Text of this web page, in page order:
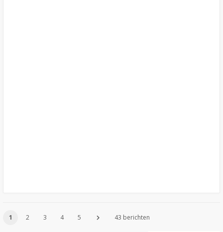
1 2 3 4 5 43 berichten